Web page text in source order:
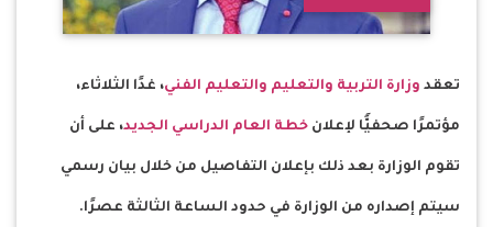
تعقد وزارة التربية والتعليم والتعليم الفني، غدًا الثلاثاء،
مؤتمرًا صحفيًّا لإعلان خطة العام الدراسي الجديد، على أن
تقوم الوزارة بعد ذلك بإعلان التفاصيل من خلال بيان رسمي
سيتم إصداره من الوزارة في حدود الساعة الثالثة عصرًا.